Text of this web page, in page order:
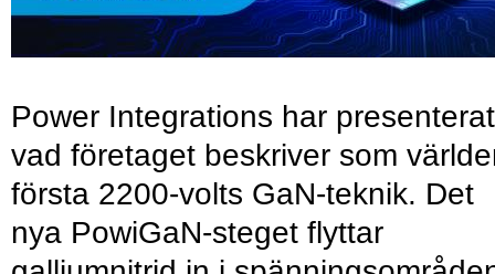
Power Integrations har presenterat
vad företaget beskriver som
första 2200-volts GaN-teknik. Det
nya PowiGaN-steget flyttar